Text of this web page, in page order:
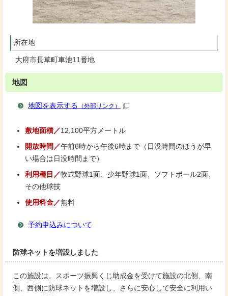
所在地
大府市長草町車池11番地
地図
地図を表示する （外部リンク）
敷地面積／12,100平方メートル
開放時間／午前6時から午後6時まで（日没時間のほうが早
い場合は日没時間まで）
利用種目／軟式野球1面、少年野球1面、ソフトボール2面、
その他球技
使用料金／無料
予約申込みについて
防球ネットを増設しました
この施設は、スポーツ振興くじ助成金を受けて施設の北側、南
側、西側に防球ネットを増設し、さらに安心して安全に利用い